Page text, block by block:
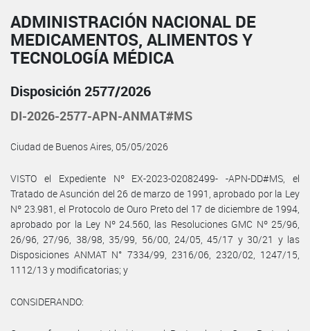
ADMINISTRACIÓN NACIONAL DE
MEDICAMENTOS, ALIMENTOS Y
TECNOLOGÍA MÉDICA
Disposición 2577/2026
DI-2026-2577-APN-ANMAT#MS
Ciudad de Buenos Aires, 05/05/2026
VISTO el Expediente Nº EX-2023-02082499- -APN-DD#MS, el
Tratado de Asunción del 26 de marzo de 1991, aprobado por la Ley
Nº 23.981, el Protocolo de Ouro Preto del 17 de diciembre de 1994,
aprobado por la Ley Nº 24.560, las Resoluciones GMC Nº 25/96,
26/96, 27/96, 38/98, 35/99, 56/00, 24/05, 45/17 y 30/21 y las
Disposiciones ANMAT N° 7334/99, 2316/06, 2320/02, 1247/15,
1112/13 y modificatorias; y
CONSIDERANDO: